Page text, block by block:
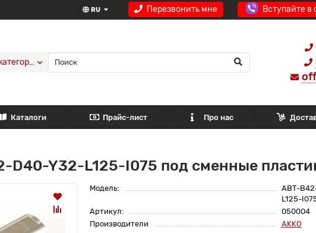
Перезвонить мне Вступайте в
RU
Каталоги Прайс-лист Про нас
D40-Y32-L125-I075 под сменные
Модель:
ABT-
L125-
Артикул:
050004
Производители
AKKO